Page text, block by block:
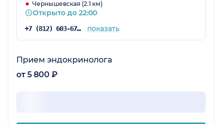
Чернышевская (2.1 км)
Открыто до 22:00
+7 (812) 603-67-84 показать
Прием эндокринолога
от 5 800 ₽